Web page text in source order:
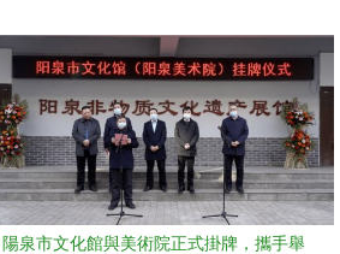
在太倉舉行
陽泉市文化館與美術院正式掛牌，攜手舉